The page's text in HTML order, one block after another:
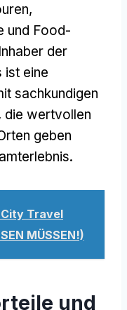
und Food-
der
ist eine
sachkundigen
die wertvollen
geben
Travel
MÜSSEN!)
und